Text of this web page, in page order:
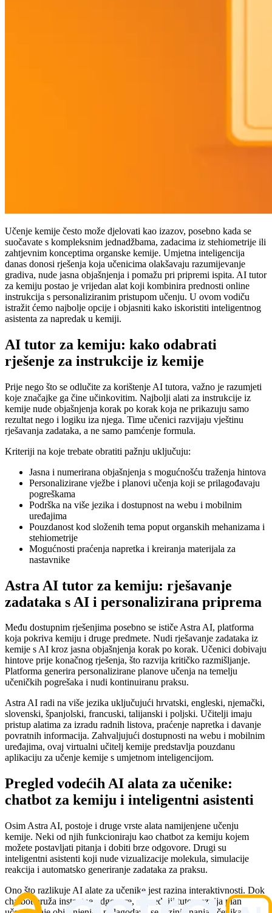
Učenje kemije često može djelovati kao izazov, posebno kada se
suočavate s kompleksnim jednadžbama, zadacima iz stehiometrije ili
zahtjevnim konceptima organske kemije. Umjetna inteligencija
danas donosi rješenja koja učenicima olakšavaju razumijevanje
gradiva, nude jasna objašnjenja i pomažu pri pripremi ispita. AI tutor
za kemiju postao je vrijedan alat koji kombinira prednosti online
instrukcija s personaliziranim pristupom učenju. U ovom vodiču
istražit ćemo najbolje opcije i objasniti kako iskoristiti inteligentnog
asistenta za napredak u kemiji.
AI tutor za kemiju: kako odabrati
rješenje za instrukcije iz kemije
Prije nego što se odlučite za korištenje AI tutora, važno je razumjeti
koje značajke ga čine učinkovitim. Najbolji alati za instrukcije iz
kemije nude objašnjenja korak po korak koja ne prikazuju samo
rezultat nego i logiku iza njega. Time učenici razvijaju vještinu
rješavanja zadataka, a ne samo pamćenje formula.
Kriteriji na koje trebate obratiti pažnju uključuju:
Jasna i numerirana objašnjenja s mogućnošću traženja hintova
Personalizirane vježbe i planovi učenja koji se prilagođavaju
pogreškama
Podrška na više jezika i dostupnost na webu i mobilnim
uređajima
Pouzdanost kod složenih tema poput organskih mehanizama i
stehiometrije
Mogućnosti praćenja napretka i kreiranja materijala za
nastavnike
Astra AI tutor za kemiju: rješavanje
zadataka s AI i personalizirana priprema
Među dostupnim rješenjima posebno se ističe Astra AI, platforma
koja pokriva kemiju i druge predmete. Nudi rješavanje zadataka iz
kemije s AI kroz jasna objašnjenja korak po korak. Učenici dobivaju
hintove prije konačnog rješenja, što razvija kritičko razmišljanje.
Platforma generira personalizirane planove učenja na temelju
učeničkih pogrešaka i nudi kontinuiranu praksu.
Astra AI radi na više jezika uključujući hrvatski, engleski, njemački,
slovenski, španjolski, francuski, talijanski i poljski. Učitelji imaju
pristup alatima za izradu radnih listova, praćenje napretka i davanje
povratnih informacija. Zahvaljujući dostupnosti na webu i mobilnim
uređajima, ovaj virtualni učitelj kemije predstavlja pouzdanu
aplikaciju za učenje kemije s umjetnom inteligencijom.
Pregled vodećih AI alata za učenike:
chatbot za kemiju i inteligentni asistenti
Osim Astra AI, postoje i druge vrste alata namijenjene učenju
kemije. Neki od njih funkcioniraju kao chatbot za kemiju kojem
možete postavljati pitanja i dobiti brze odgovore. Drugi su
inteligentni asistenti koji nude vizualizacije molekula, simulacije
reakcija i automatsko generiranje zadataka za praksu.
Ono što razlikuje AI alate za učenike jest razina interaktivnosti. Dok
chatbot pruža instantne odgovore, napredniji tutor razvija plan